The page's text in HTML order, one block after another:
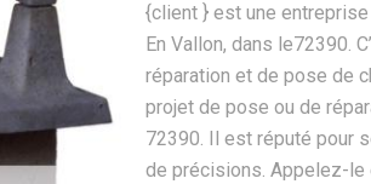
{client } est une
En Vallon, dans le72390.
réparation et de pose de
projet de pose ou de
72390. Il est réputé pour
de précisions. Appelez-le